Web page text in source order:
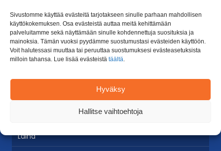
Sivustomme käyttää evästeitä tarjotakseen sinulle parhaan mahdollisen
käyttökokemuksen. Osa evästeistä auttaa meitä kehittämään
palveluitamme sekä näyttämään sinulle kohdennettuja suosituksia ja
mainoksia. Tämän vuoksi pyydämme suostumustasi evästeiden käyttöön.
Voit halutessasi muuttaa tai peruuttaa suostumuksesi evästeasetuksista
milloin tahansa. Lue lisää evästeistä täältä
Hyväksy
Hallitse vaihtoehtoja
Aukioloajat:
Yritysluotto.fi usein kysytyt
Kilpailuta Yritysluotto.fi laina tästä
Laina